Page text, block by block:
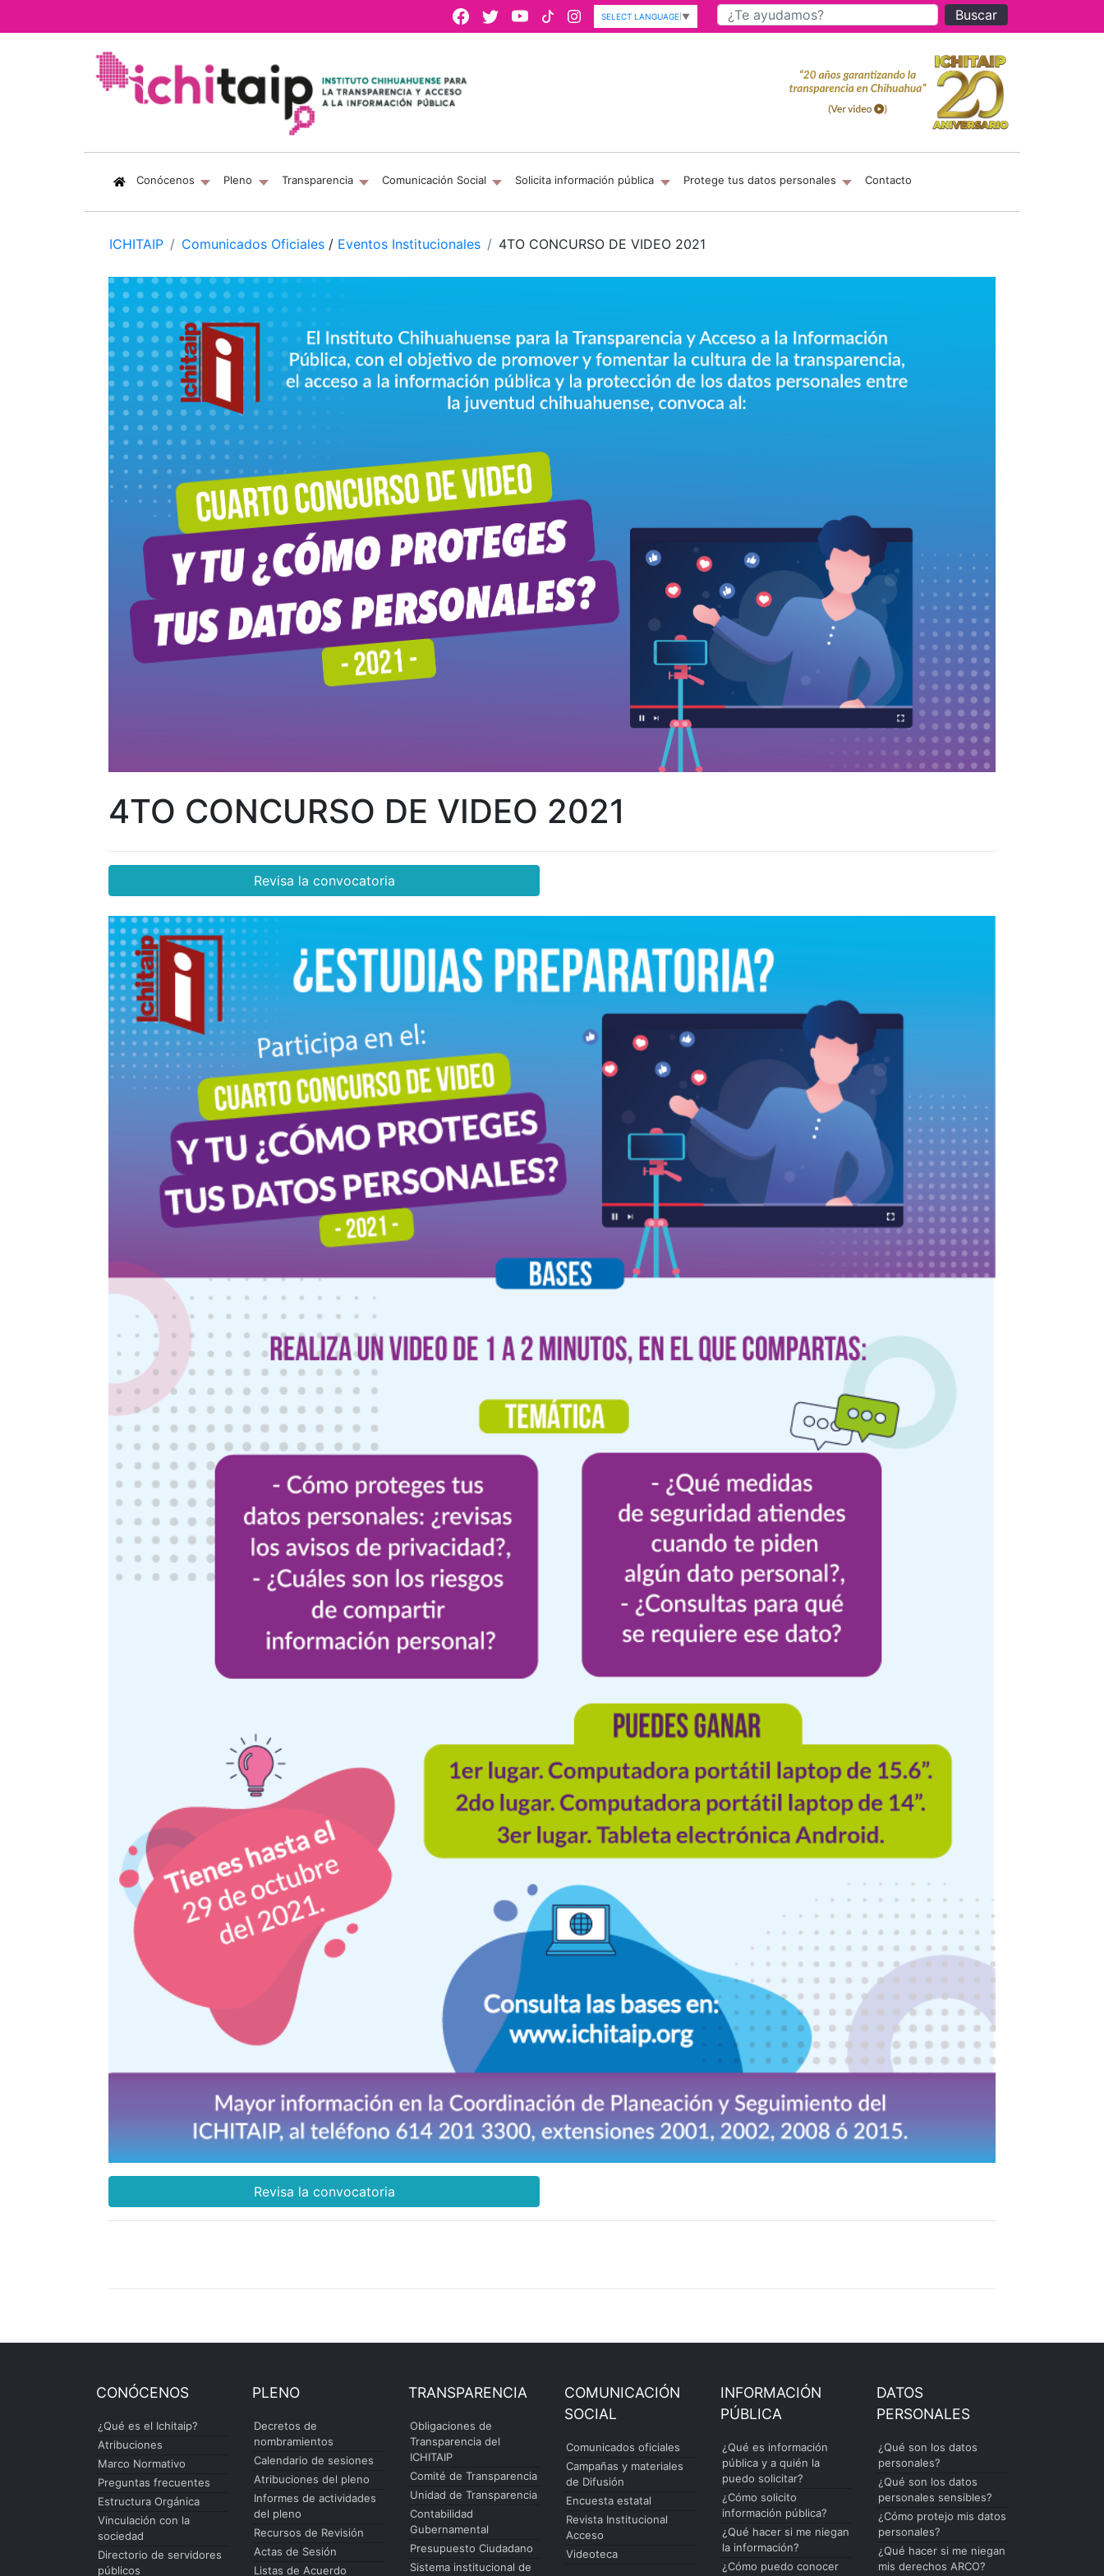
Buscar
SELECT LANGUAGE ▼
Conócenos (current)
Pleno Transparencia Comunicación Social Solicita información pública Protege tus datos personales Contacto
ICHITAIP Comunicados Oficiales / Eventos Institucionales 4TO CONCURSO DE VIDEO 2021
4TO CONCURSO DE VIDEO 2021
Revisa la convocatoria
Revisa la convocatoria
CONÓCENOS
¿Qué es el Ichitaip?
Atribuciones
Marco Normativo
Preguntas frecuentes
Estructura Orgánica
Vinculación con la
sociedad
Directorio de servidores
públicos
PLENO
Decretos de
nombramientos
Calendario de sesiones
Atribuciones del pleno
Informes de actividades
del pleno
Recursos de Revisión
Actas de Sesión
Listas de Acuerdo
TRANSPARENCIA
Obligaciones de
Transparencia del
ICHITAIP
Comité de Transparencia
Unidad de Transparencia
Contabilidad
Gubernamental
Presupuesto Ciudadano
Sistema institucional de
COMUNICACIÓN
SOCIAL
Comunicados oficiales
Campañas y materiales
de Difusión
Encuesta estatal
Revista Institucional
Acceso
Videoteca
INFORMACIÓN
PÚBLICA
¿Qué es información
pública y a quién la
puedo solicitar?
¿Cómo solicito
información pública?
¿Qué hacer si me niegan
la información?
¿Cómo puedo conocer
DATOS
PERSONALES
¿Qué son los datos
personales?
¿Qué son los datos
personales sensibles?
¿Cómo protejo mis datos
personales?
¿Qué hacer si me niegan
mis derechos ARCO?